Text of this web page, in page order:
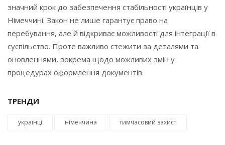
значний крок до забезпечення стабільності українців у
Німеччині. Закон не лише гарантує право на
перебування, але й відкриває можливості для інтеграції в
суспільство. Проте важливо стежити за деталями та
оновленнями, зокрема щодо можливих змін у
процедурах оформлення документів.
ТРЕНДИ
українці німеччина тимчасовий захист